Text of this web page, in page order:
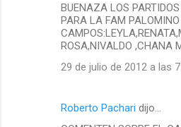
BUENAZA LOS
PARA LA FAM PALOMINO
ROSA,NIVALDO ,CHANA
29 de julio de 2012 a las
Roberto Pachari dijo…